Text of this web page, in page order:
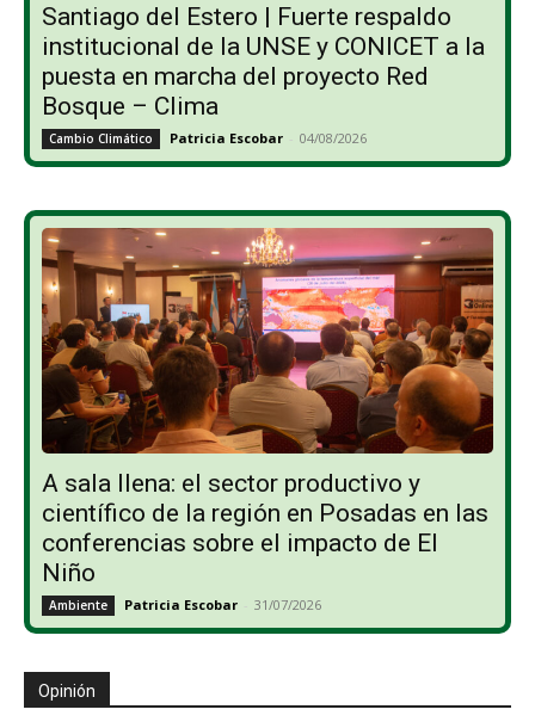
Santiago del Estero | Fuerte respaldo
institucional de la UNSE y CONICET a la
puesta en marcha del proyecto Red
Bosque – Clima
Cambio Climático Patricia Escobar - 04/08/2026
A sala llena: el sector productivo y
científico de la región en Posadas en las
conferencias sobre el impacto de El
Niño
Ambiente Patricia Escobar - 31/07/2026
Opinión